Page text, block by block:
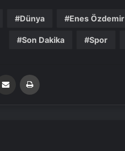
Dünya Enes Özdemir
Son Dakika Spor
Email'den paylaş